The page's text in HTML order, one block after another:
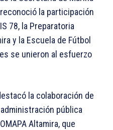
la participación
78, la Preparatoria
y la Escuela de Fútbol
se unieron al esfuerzo
la colaboración de
pública
Altamira, que